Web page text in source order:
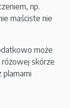
np.
maściste nie
może
różowej skórze
plamami